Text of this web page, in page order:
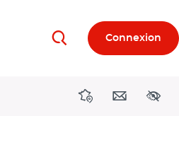
RechercherConnexion
DirectionsContact